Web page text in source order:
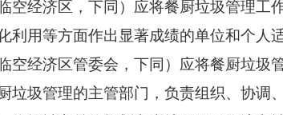
济区，下同）应将餐厨垃圾管理工
用等方面作出显著成绩的单位和个人
经济区管委会，下同）应将餐厨垃圾管
管理的主管部门，负责组织、协调